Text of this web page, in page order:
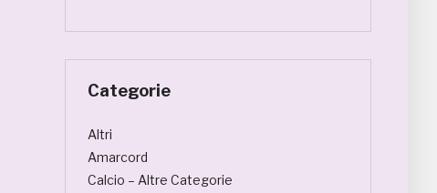
Categorie
Altri
Amarcord
Calcio – Altre Categorie